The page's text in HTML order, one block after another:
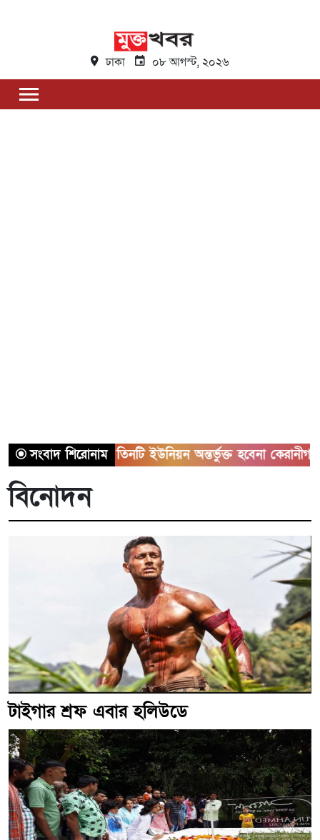
ঢাকা ০৮ আগস্ট, ২০২৬
সংবাদ শিরোনাম
তিনটি ইউনিয়ন অন্তর্ভুক্ত হবেনা কেরানীগঞ্জের সাথে
বিনোদন
টাইগার শ্রফ এবার হলিউডে